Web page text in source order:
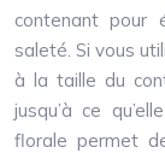
contenant pour
saleté. Si vous
à la taille du
jusqu’à ce
florale permet